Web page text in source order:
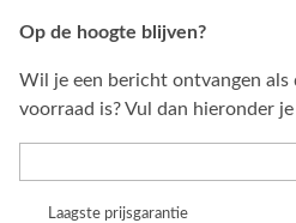
Op de hoogte blijven?
Wil je een bericht ontvangen
voorraad is? Vul dan hieronder
Laagste prijsgarantie